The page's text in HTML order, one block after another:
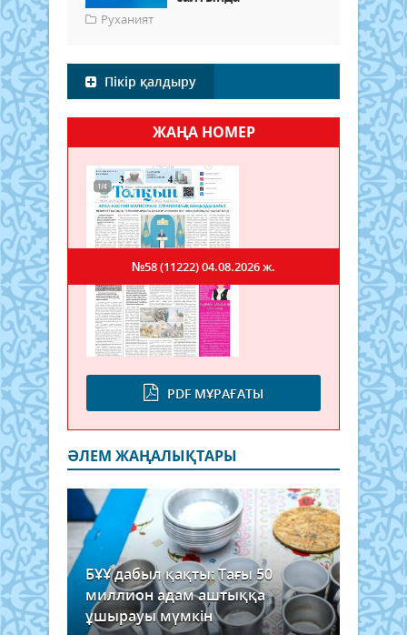
Руханият
Пікір қалдыру
ЖАҢА НОМЕР
PDF МҰРАҒАТЫ
№58 (11222)04.08.2026 ж.
ӘЛЕМ ЖАҢАЛЫҚТАРЫ
БҰҰ дабыл қақты: Тағы 50
миллион адам аштыққа
ұшырауы мүмкін